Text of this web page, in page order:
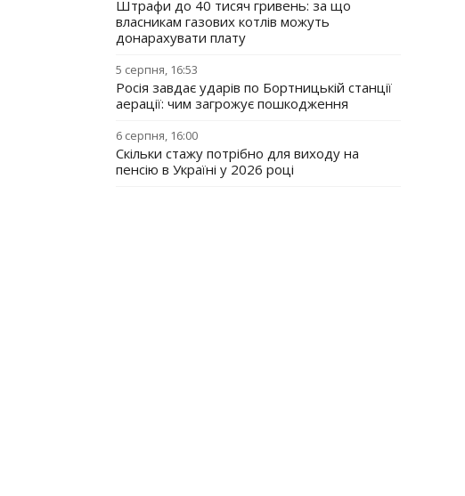
Штрафи до 40 тисяч гривень: за що
власникам газових котлів можуть
донарахувати плату
5 серпня, 16:53
Росія завдає ударів по Бортницькій станції
аерації: чим загрожує пошкодження
6 серпня, 16:00
Скільки стажу потрібно для виходу на
пенсію в Україні у 2026 році